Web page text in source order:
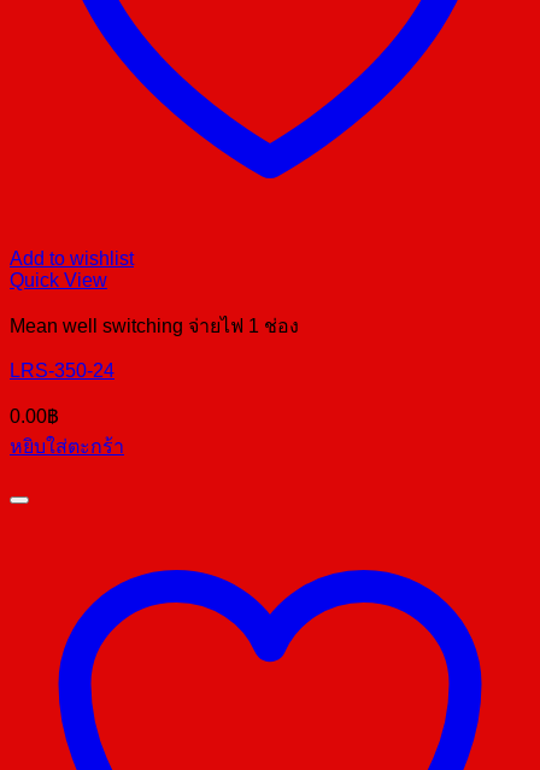
Add to wishlist
Quick View
Mean well switching จ่ายไฟ 1 ช่อง
LRS-350-24
0.00฿
หยิบใส่ตะกร้า